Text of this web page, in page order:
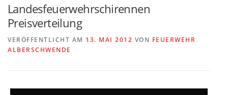
Landesfeuerwehrschirennen
Preisverteilung
VERÖFFENTLICHT AM 13. MAI 2012 VON FEUERWEHR
ALBERSCHWENDE